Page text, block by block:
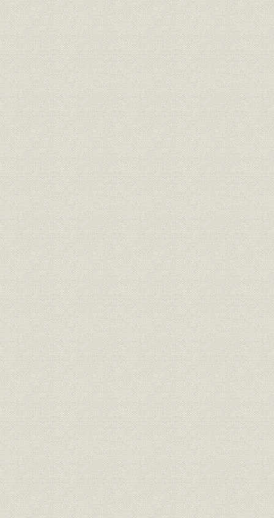
銀行;資金
山陰地方の普通銀行貸付金の推
移
明治31年
(1908年)
銀行;資金
山陰地方の普通銀行担保別貸付
金構成比率
明治36年
銀行;財務・業績
山陰地方の普通銀行収益状況の
推移
明治31年
(1908年)
米;価格 米価の推移
明治元年
(1965年)
銀行;財務・業績 全国普通銀行主要勘定
大正元年
(1929年)
銀行
わが国における各期の普通銀行
異動状況
明治35年
(1945年)
米 山陰地方の米作の推移
明治20年
(1924年)
養蚕 山陰地方の養蚕の推移
明治30年
(1925年)
銀行;財務・業績 島根県内本店銀行の主要勘定 大正3年
銀行;財務・業績 鳥取県内本店銀行の主要勘定 大正3年
銀行;財務・業績
山陰地方の普通銀行の推移(大正
時代)
大正元年
(1926年)